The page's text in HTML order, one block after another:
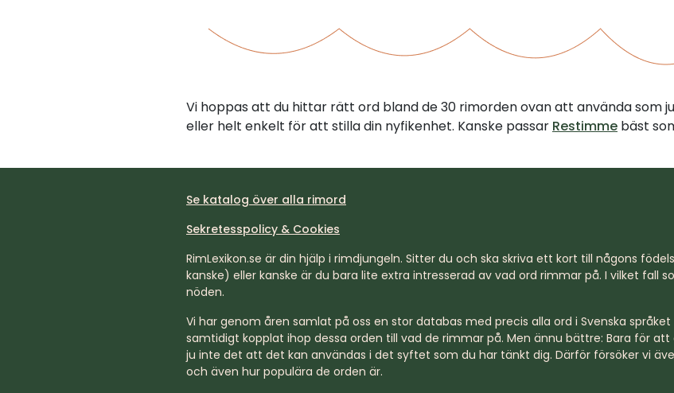
Vi hoppas att du hittar rätt ord bland de 30 rimorden ovan att använda som
eller helt enkelt för att stilla din nyfikenhet. Kanske passar Restimme bäst
Se katalog över alla rimord
Sekretesspolicy & Cookies
RimLexikon.se är din hjälp i rimdjungeln. Sitter du och ska skriva ett kort till någons
kanske) eller kanske är du bara lite extra intresserad av vad ord rimmar på. I vilket fall
nöden.
Vi har genom åren samlat på oss en stor databas med precis alla ord i Svenska
samtidigt kopplat ihop dessa orden till vad de rimmar på. Men ännu bättre: Bara för
ju inte det att det kan användas i det syftet som du har tänkt dig. Därför försöker vi
och även hur populära de orden är.